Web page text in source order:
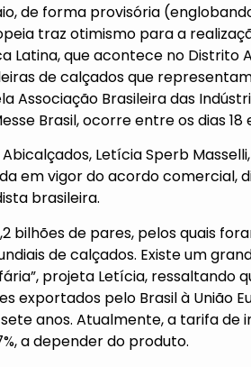
de forma provisória
traz otimismo para a
Latina, que acontece no Distrito
de calçados que
Associação Brasileira das
Brasil, ocorre entre os dias 18
Letícia Sperb
em vigor do acordo comercial,
brasileira.
bilhões de pares, pelos quais
de calçados. Existe um
projeta Letícia, ressaltando
exportados pelo Brasil à União
anos. Atualmente, a tarifa de
a depender do produto.